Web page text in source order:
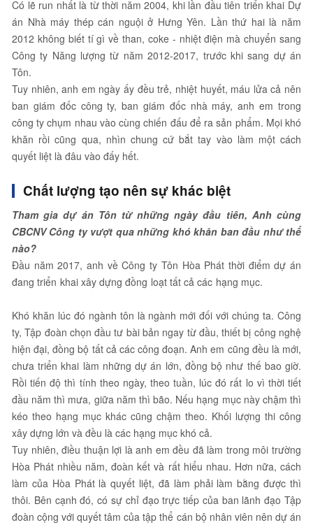
Có lẽ run nhất là từ thời năm 2004, khi lần đầu tiên triển khai Dự
án Nhà máy thép cán nguội ở Hưng Yên. Lần thứ hai là năm
2012 không biết tí gì về than, coke - nhiệt điện mà chuyển sang
Công ty Năng lượng từ năm 2012-2017, trước khi sang dự án
Tôn.
Tuy nhiên, anh em ngày ấy đều trẻ, nhiệt huyết, máu lửa cả nên
ban giám đốc công ty, ban giám đốc nhà máy, anh em trong
công ty chụm nhau vào cùng chiến đấu để ra sản phẩm. Mọi khó
khăn rồi cũng qua, nhìn chung cứ bắt tay vào làm một cách
quyết liệt là đâu vào đấy hết.
Chất lượng tạo nên sự khác biệt
Tham gia dự án Tôn từ những ngày đầu tiên, Anh cùng
CBCNV Công ty vượt qua những khó khăn ban đầu như thế
nào?
Đầu năm 2017, anh về Công ty Tôn Hòa Phát thời điểm dự án
đang triển khai xây dựng đồng loạt tất cả các hạng mục.
Khó khăn lúc đó ngành tôn là ngành mới đối với chúng ta. Công
ty, Tập đoàn chọn đầu tư bài bản ngay từ đầu, thiết bị công nghệ
hiện đại, đồng bộ tất cả các công đoạn. Anh em cũng đều là mới,
chưa triển khai làm những dự án lớn, đồng bộ như thế bao giờ.
Rồi tiến độ thì tính theo ngày, theo tuần, lúc đó rất lo vì thời tiết
đầu năm thì mưa, giữa năm thì bão. Nếu hạng mục này chậm thì
kéo theo hạng mục khác cũng chậm theo. Khối lượng thi công
xây dựng lớn và đều là các hạng mục khó cả.
Tuy nhiên, điều thuận lợi là anh em đều đã làm trong môi trường
Hòa Phát nhiều năm, đoàn kết và rất hiểu nhau. Hơn nữa, cách
làm của Hòa Phát là quyết liệt, đã làm phải làm bằng được thì
thôi. Bên cạnh đó, có sự chỉ đạo trực tiếp của ban lãnh đạo Tập
đoàn cộng với quyết tâm của tập thể cán bộ nhân viên nên dự án